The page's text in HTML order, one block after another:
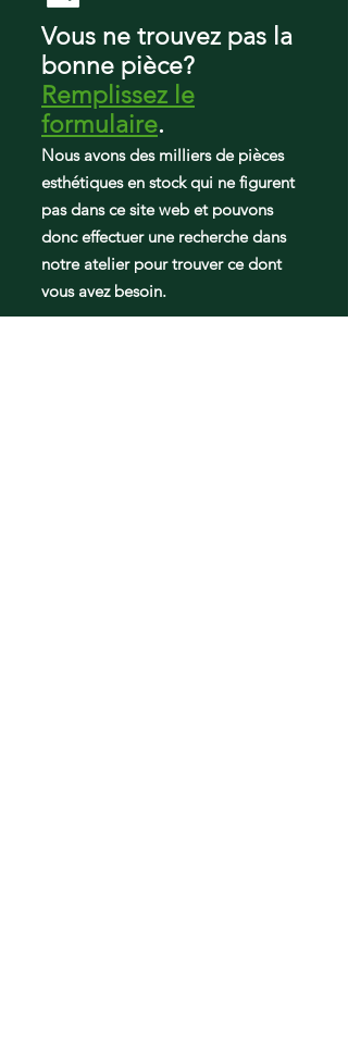
RF4287HAPNXAA
RF4287HARS
RF4287HARS/XAA
RF4287HARSXAA
RF4287HARSXAC
RF4287HAWP
RF4287HAWP/XAA
RF4287HAWPXAA
RF4289HARS
RF4289HARS/XAA
RF4289HARSXAA
RF4289HBRSXAC
Vous ne trouvez pas la
bonne pièce?
Remplissez le
formulaire.
Nous avons des milliers de pièces
esthétiques en stock qui ne figurent
pas dans ce site web et pouvons
donc effectuer une recherche dans
notre atelier pour trouver ce dont
vous avez besoin.